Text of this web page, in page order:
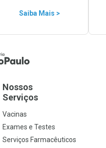
Saiba Mais >
Nossos
Serviços
Vacinas
Exames e Testes
Serviços Farmacêuticos